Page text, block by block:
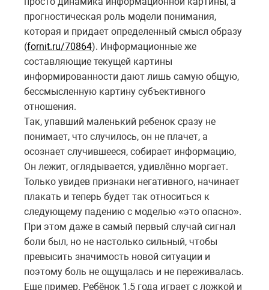
прогностическая роль модели понимания,
которая и придает определенный смысл образу
(fornit.ru/70864). Информационные же
составляющие текущей картины
информированности дают лишь самую общую,
бессмысленную картину субъективного
отношения.
Так, упавший маленький ребенок сразу не
понимает, что случилось, он не плачет, а
осознает случившееся, собирает информацию,
Он лежит, оглядывается, удивлённо моргает.
Только увидев признаки негативного, начинает
плакать и теперь будет так относиться к
следующему падению с моделью «это опасно».
При этом даже в самый первый случай сигнал
боли был, но не настолько сильный, чтобы
превысить значимость новой ситуации и
поэтому боль не ощущалась и не переживалась.
Еще пример. Ребёнок 1,5 года играет с ложкой и